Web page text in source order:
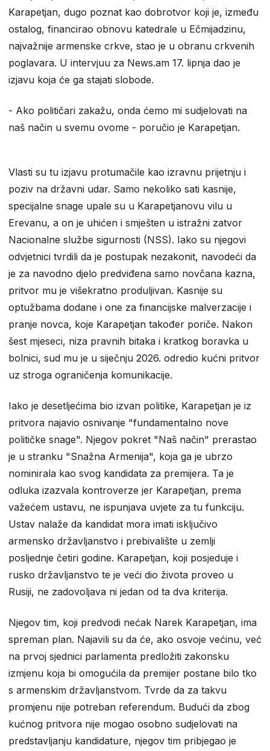
Karapetjan, dugo poznat kao dobrotvor koji je, između
ostalog, financirao obnovu katedrale u Ečmijadzinu,
najvažnije armenske crkve, stao je u obranu crkvenih
poglavara. U intervjuu za News.am 17. lipnja dao je
izjavu koja će ga stajati slobode.
​- Ako političari zakažu, onda ćemo mi sudjelovati na
naš način u svemu ovome - poručio je Karapetjan.
Vlasti su tu izjavu protumačile kao izravnu prijetnju i
poziv na državni udar. Samo nekoliko sati kasnije,
specijalne snage upale su u Karapetjanovu vilu u
Erevanu, a on je uhićen i smješten u istražni zatvor
Nacionalne službe sigurnosti (NSS). Iako su njegovi
odvjetnici tvrdili da je postupak nezakonit, navodeći da
je za navodno djelo predviđena samo novčana kazna,
pritvor mu je višekratno produljivan. Kasnije su
optužbama dodane i one za financijske malverzacije i
pranje novca, koje Karapetjan također poriče. Nakon
šest mjeseci, niza pravnih bitaka i kratkog boravka u
bolnici, sud mu je u siječnju 2026. odredio kućni pritvor
uz stroga ograničenja komunikacije.
Iako je desetljećima bio izvan politike, Karapetjan je iz
pritvora najavio osnivanje "fundamentalno nove
političke snage". Njegov pokret "Naš način" prerastao
je u stranku "Snažna Armenija", koja ga je ubrzo
nominirala kao svog kandidata za premijera. Ta je
odluka izazvala kontroverze jer Karapetjan, prema
važećem ustavu, ne ispunjava uvjete za tu funkciju.
Ustav nalaže da kandidat mora imati isključivo
armensko državljanstvo i prebivalište u zemlji
posljednje četiri godine. Karapetjan, koji posjeduje i
rusko državljanstvo te je veći dio života proveo u
Rusiji, ne zadovoljava ni jedan od ta dva kriterija.
Njegov tim, koji predvodi nećak Narek Karapetjan, ima
spreman plan. Najavili su da će, ako osvoje većinu, već
na prvoj sjednici parlamenta predložiti zakonsku
izmjenu koja bi omogućila da premijer postane bilo tko
s armenskim državljanstvom. Tvrde da za takvu
promjenu nije potreban referendum. Budući da zbog
kućnog pritvora nije mogao osobno sudjelovati na
predstavljanju kandidature, njegov tim pribjegao je